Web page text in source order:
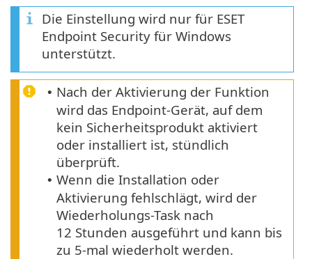
Die Einstellung wird nur für ESET
Endpoint Security für Windows
unterstützt.
• Nach der Aktivierung der Funktion
wird das Endpoint-Gerät, auf dem
kein Sicherheitsprodukt aktiviert
oder installiert ist, stündlich
überprüft.
• Wenn die Installation oder
Aktivierung fehlschlägt, wird der
Wiederholungs-Task nach
12 Stunden ausgeführt und kann bis
zu 5-mal wiederholt werden.